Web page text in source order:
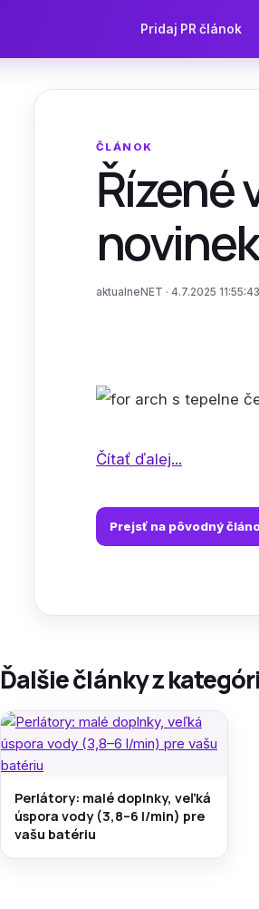
Pridaj PR článok
ČLÁNOK
Řízené
aktualneNET · 4.7.2025 11:55:43
Čítať ďalej...
Prejsť na pôvodný
Ďalšie články z
Perlátory: malé doplnky, veľká
úspora vody (3,8–6 l/min) pre
vašu batériu